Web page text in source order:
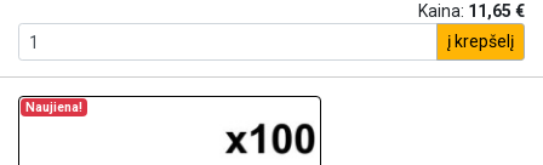
Kaina: 11,65 €
į krepšelį
Naujiena!